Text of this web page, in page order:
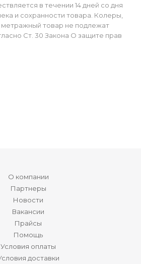
в течении 14 дней со дня
и сохранности товара. Колеры,
метражный товар не подлежат
Ст. 30 Закона О защите прав
О компании
Партнеры
Новости
Вакансии
Прайсы
Помощь
Условия оплаты
доставки